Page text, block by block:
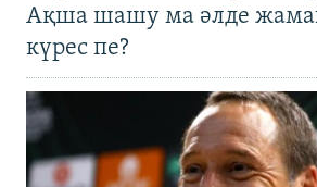
Ақша шашу ма әлде
күрес пе?